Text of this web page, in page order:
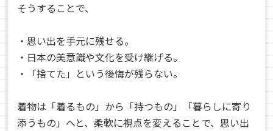
そうすることで、
・思い出を手元に残せる。
・日本の美意識や文化を受け継げる。
・「捨てた」という後悔が残らない。
着物は「着るもの」から「持つもの」「暮らしに寄り
添うもの」へと、柔軟に視点を変えることで、思い出